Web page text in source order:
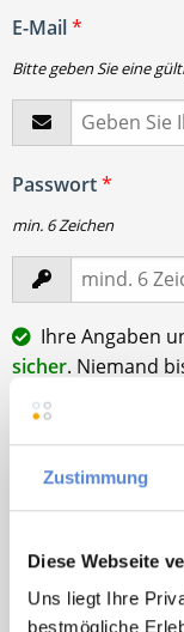
Zustimmung
Diese Webseite
Uns liegt Ihre
bestmögliche
E-Mail*
Bitte geben Sie eine
Passwort*
min. 6 Zeichen
Ihre Angaben
sicher. Niemand
Betreuer haben
Erst nach Ihrer
gewünschten
AGBdes
sowie den
Hausarzt Service,